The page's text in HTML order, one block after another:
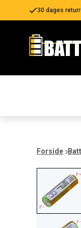
30 dages
Forside